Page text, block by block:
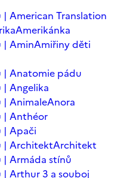
American Translation
Amerikánka
| AminAmiřiny děti
| Anatomie pádu
| Angelika
| AnimaleAnora
| Anthéor
| Apači
| ArchitektArchitekt
| Armáda stínů
| Arthur 3 a souboj